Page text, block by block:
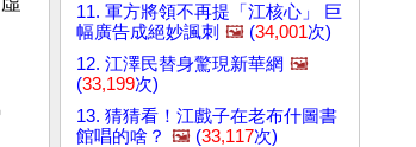
11. 軍方將領不再提「江核心」 巨
幅廣告成絕妙諷刺 🖼️ (34,001次)
12. 江澤民替身驚現新華網 🖼️
(33,199次)
13. 猜猜看！江戲子在老布什圖書
館唱的啥？ 🖼️ (33,117次)